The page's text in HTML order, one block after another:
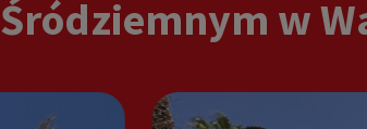
Śródziemnym w